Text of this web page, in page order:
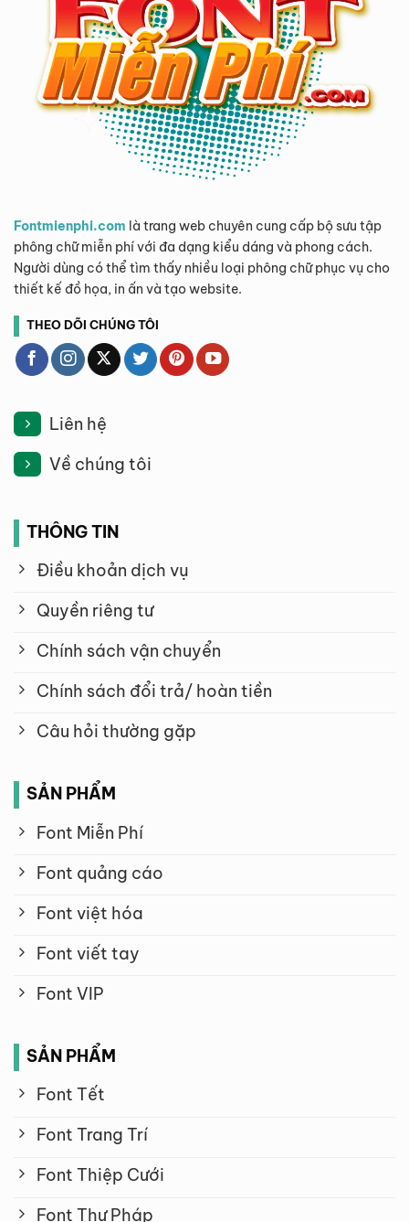
Fontmienphi.com là trang web chuyên cung cấp bộ sưu tập
phông chữ miễn phí với đa dạng kiểu dáng và phong cách.
Người dùng có thể tìm thấy nhiều loại phông chữ phục vụ cho
thiết kế đồ họa, in ấn và tạo website.
THEO DÕI CHÚNG TÔI
Liên hệ
Về chúng tôi
THÔNG TIN
Điều khoản dịch vụ
Quyền riêng tư
Chính sách vận chuyển
Chính sách đổi trả/ hoàn tiền
Câu hỏi thường gặp
SẢN PHẨM
Font Miễn Phí
Font quảng cáo
Font việt hóa
Font viết tay
Font VIP
SẢN PHẨM
Font Tết
Font Trang Trí
Font Thiệp Cưới
Font Thư Pháp